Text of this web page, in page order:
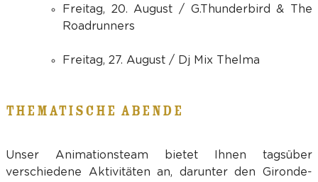
Freitag, 20. August / G.Thunderbird & The
Roadrunners
Freitag, 27. August / Dj Mix Thelma
THEMATISCHE ABENDE
Unser Animationsteam bietet Ihnen tagsüber
verschiedene Aktivitäten an, darunter den Gironde-